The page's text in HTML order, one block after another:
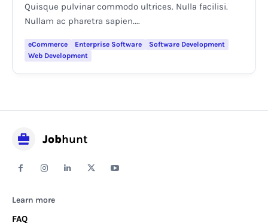
Quisque pulvinar commodo ultrices. Nulla facilisi.
Nullam ac pharetra sapien....
eCommerce Enterprise Software
Software Development
Web Development
Learn more
FAQ
Jobhunt